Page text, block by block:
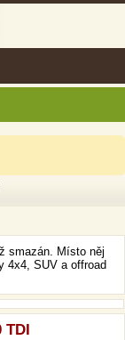
smazán. Místo něj
4x4, SUV a offroad
TDI